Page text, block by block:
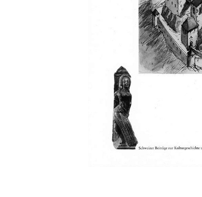
Publications